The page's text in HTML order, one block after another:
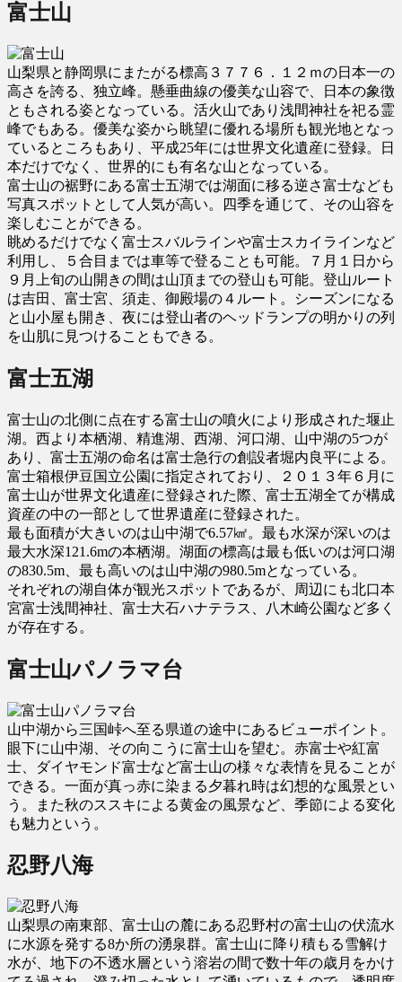
富士山
山梨県と静岡県にまたがる標高３７７６．１２ｍの日本一の
高さを誇る、独立峰。懸垂曲線の優美な山容で、日本の象徴
ともされる姿となっている。活火山であり浅間神社を祀る霊
峰でもある。優美な姿から眺望に優れる場所も観光地となっ
ているところもあり、平成25年には世界文化遺産に登録。日
本だけでなく、世界的にも有名な山となっている。
富士山の裾野にある富士五湖では湖面に移る逆さ富士なども
写真スポットとして人気が高い。四季を通じて、その山容を
楽しむことができる。
眺めるだけでなく富士スバルラインや富士スカイラインなど
利用し、５合目までは車等で登ることも可能。７月１日から
９月上旬の山開きの間は山頂までの登山も可能。登山ルート
は吉田、富士宮、須走、御殿場の４ルート。シーズンになる
と山小屋も開き、夜には登山者のヘッドランプの明かりの列
を山肌に見つけることもできる。
富士五湖
富士山の北側に点在する富士山の噴火により形成された堰止
湖。西より本栖湖、精進湖、西湖、河口湖、山中湖の5つが
あり、富士五湖の命名は富士急行の創設者堀内良平による。
富士箱根伊豆国立公園に指定されており、２０１３年６月に
富士山が世界文化遺産に登録された際、富士五湖全てが構成
資産の中の一部として世界遺産に登録された。
最も面積が大きいのは山中湖で6.57㎢。最も水深が深いのは
最大水深121.6mの本栖湖。湖面の標高は最も低いのは河口湖
の830.5m、最も高いのは山中湖の980.5mとなっている。
それぞれの湖自体が観光スポットであるが、周辺にも北口本
宮富士浅間神社、富士大石ハナテラス、八木崎公園など多く
が存在する。
富士山パノラマ台
山中湖から三国峠へ至る県道の途中にあるビューポイント。
眼下に山中湖、その向こうに富士山を望む。赤富士や紅富
士、ダイヤモンド富士など富士山の様々な表情を見ることが
できる。一面が真っ赤に染まる夕暮れ時は幻想的な風景とい
う。また秋のススキによる黄金の風景など、季節による変化
も魅力という。
忍野八海
山梨県の南東部、富士山の麓にある忍野村の富士山の伏流水
に水源を発する8か所の湧泉群。富士山に降り積もる雪解け
水が、地下の不透水層という溶岩の間で数十年の歳月をかけ